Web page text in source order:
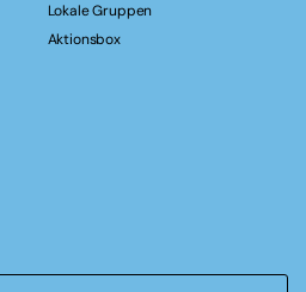
Lokale Gruppen
Aktionsbox